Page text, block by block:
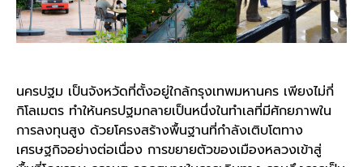
นครปฐม เป็นจังหวัดที่ตั้งอยู่ใกล้กรุงเทพมหานคร เพียงไม่กี่
กิโลเมตร ทำให้นครปฐมกลายเป็นหนึ่งในทำเลที่มีศักยภาพใน
การลงทุนสูง ด้วยโครงสร้างพื้นฐานที่กำลังเติบโตทาง
เศรษฐกิจอย่างต่อเนื่อง การขยายตัวของเมืองหลวงเข้าสู่